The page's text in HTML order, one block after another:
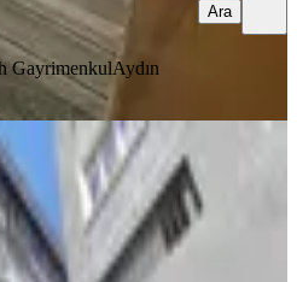
GayrimenkulAydın
Ara
Merkez Metroya 50 M
2+1 105 M2 Kiralık Daire
·Düz Giriş (Zemin)